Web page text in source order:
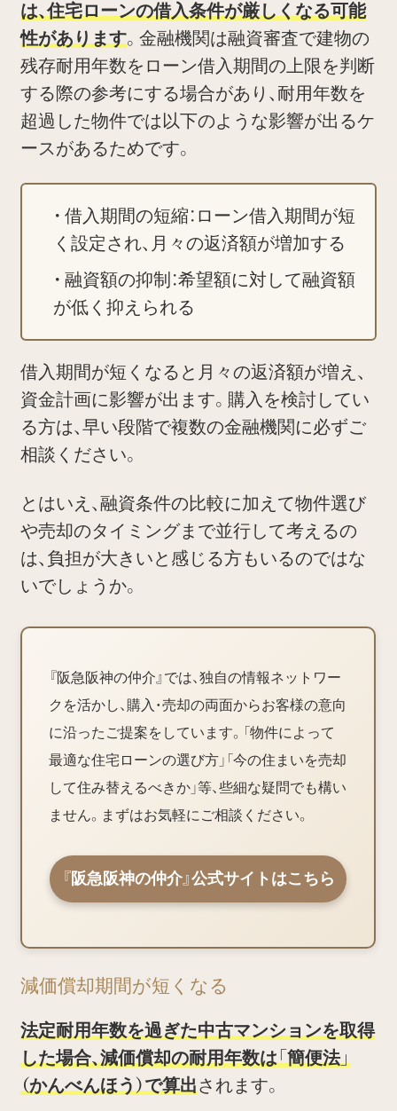
は、住宅ローンの借入条件が厳しくなる可能
性があります。金融機関は融資審査で建物の
残存耐用年数をローン借入期間の上限を判断
する際の参考にする場合があり、耐用年数を
超過した物件では以下のような影響が出るケ
ースがあるためです。
借入期間の短縮：ローン借入期間が短
く設定され、月々の返済額が増加する
融資額の抑制：希望額に対して融資額
が低く抑えられる
借入期間が短くなると月々の返済額が増え、
資金計画に影響が出ます。購入を検討してい
る方は、早い段階で複数の金融機関に必ずご
相談ください。
とはいえ、融資条件の比較に加えて物件選び
や売却のタイミングまで並行して考えるの
は、負担が大きいと感じる方もいるのではな
いでしょうか。
『阪急阪神の仲介』では、独自の情報ネットワー
クを活かし、購入・売却の両面からお客様の意向
に沿ったご提案をしています。「物件によって
最適な住宅ローンの選び方」「今の住まいを売却
して住み替えるべきか」等、些細な疑問でも構い
ません。まずはお気軽にご相談ください。
『阪急阪神の仲介』公式サイトはこちら
減価償却期間が短くなる
法定耐用年数を過ぎた中古マンションを取得
した場合、減価償却の耐用年数は「簡便法」
（かんべんほう）で算出されます。